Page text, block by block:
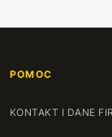
POMOC
KONTAKT I DANE